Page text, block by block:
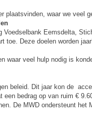
plaatsvinden, waar we veel
Voedselbank Eemsdelta,
toe. Deze doelen worden
waar veel hulp nodig is
beleid. Dit jaar kon de
een bedrag op van ruim €
De MWD ondersteunt het